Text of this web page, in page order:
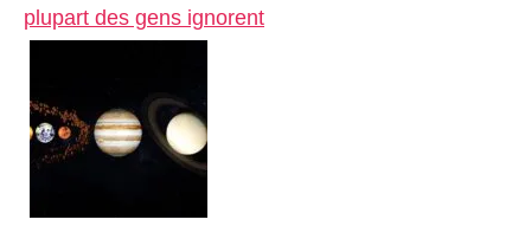
plupart des gens ignorent